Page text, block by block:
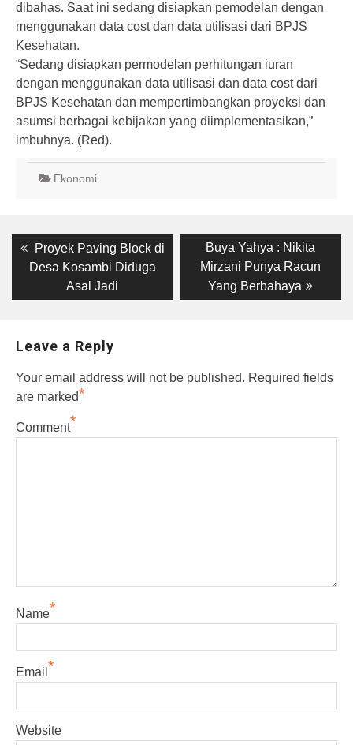
dibahas. Saat ini sedang disiapkan pemodelan dengan
menggunakan data cost dan data utilisasi dari BPJS
Kesehatan.
“Sedang disiapkan permodelan perhitungan iuran
dengan menggunakan data utilisasi dan data cost dari
BPJS Kesehatan dan mempertimbangkan proyeksi dan
asumsi berbagai kebijakan yang diimplementasikan,”
imbuhnya. (Red).
Ekonomi
Post
navigation
Previous
post:
Proyek Paving Block di
Desa Kosambi Diduga
Asal Jadi
Next
post:
Buya Yahya : Nikita
Mirzani Punya Racun
Yang Berbahaya
Leave a Reply
Your email address will not be published. Required fields
are marked*
Comment*
Name*
Email *
Website